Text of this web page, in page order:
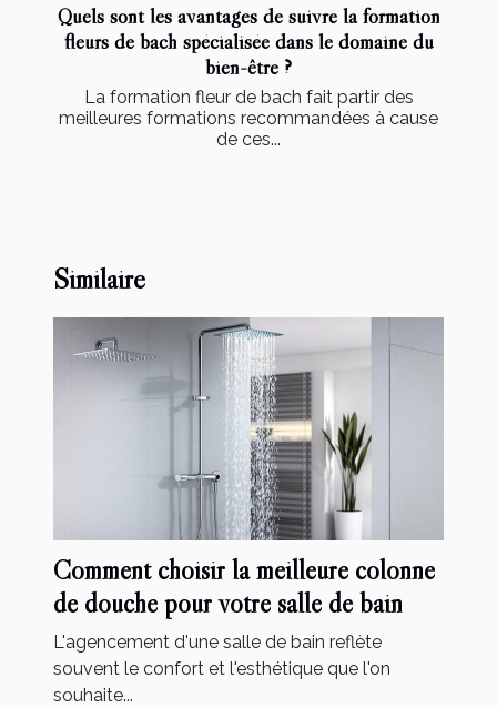
Quels sont les avantages de suivre la formation
fleurs de bach spécialisée dans le domaine du
bien-être ?
La formation fleur de bach fait partir des
meilleures formations recommandées à cause
de ces...
Similaire
Comment choisir la meilleure colonne
de douche pour votre salle de bain
L'agencement d'une salle de bain reflète
souvent le confort et l'esthétique que l'on
souhaite...